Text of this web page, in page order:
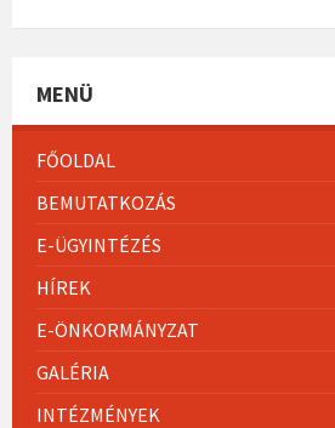
MENÜ
FŐOLDAL
BEMUTATKOZÁS
E-ÜGYINTÉZÉS
HÍREK
E-ÖNKORMÁNYZAT
GALÉRIA
INTÉZMÉNYEK